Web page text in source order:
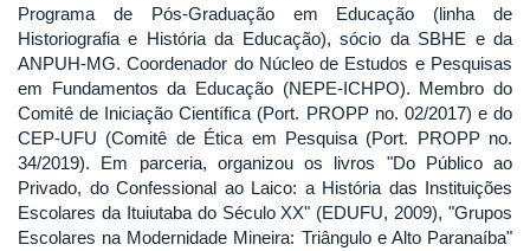
Programa de Pós-Graduação em Educação (linha de
Historiografia e História da Educação), sócio da SBHE e da
ANPUH-MG. Coordenador do Núcleo de Estudos e Pesquisas
em Fundamentos da Educação (NEPE-ICHPO). Membro do
Comitê de Iniciação Científica (Port. PROPP no. 02/2017) e do
CEP-UFU (Comitê de Ética em Pesquisa (Port. PROPP no.
34/2019). Em parceria, organizou os livros "Do Público ao
Privado, do Confessional ao Laico: a História das Instituições
Escolares da Ituiutaba do Século XX" (EDUFU, 2009), "Grupos
Escolares na Modernidade Mineira: Triângulo e Alto Paranaíba"